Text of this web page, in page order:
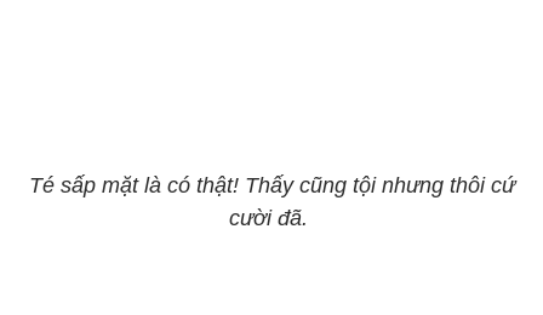
Té sấp mặt là có thật! Thấy cũng tội nhưng thôi cứ
cười đã.